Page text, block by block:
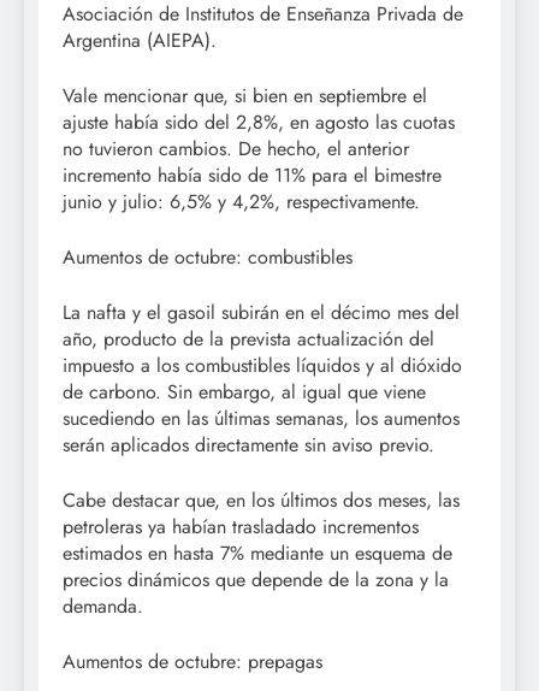
Asociación de Institutos de Enseñanza Privada de
Argentina (AIEPA).
Vale mencionar que, si bien en septiembre el
ajuste había sido del 2,8%, en agosto las cuotas
no tuvieron cambios. De hecho, el anterior
incremento había sido de 11% para el bimestre
junio y julio: 6,5% y 4,2%, respectivamente.
Aumentos de octubre: combustibles
La nafta y el gasoil subirán en el décimo mes del
año, producto de la prevista actualización del
impuesto a los combustibles líquidos y al dióxido
de carbono. Sin embargo, al igual que viene
sucediendo en las últimas semanas, los aumentos
serán aplicados directamente sin aviso previo.
Cabe destacar que, en los últimos dos meses, las
petroleras ya habían trasladado incrementos
estimados en hasta 7% mediante un esquema de
precios dinámicos que depende de la zona y la
demanda.
Aumentos de octubre: prepagas